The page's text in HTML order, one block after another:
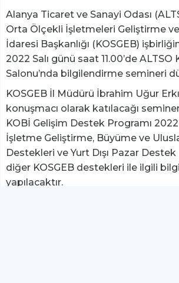
Alanya Ticaret ve Sanayi Odası
Orta Ölçekli İşletmeleri Geliştirme
İdaresi Başkanlığı (KOSGEB)
2022 Salı günü saat 11.00’de ALTSO
Salonu’nda bilgilendirme semineri
KOSGEB İl Müdürü İbrahim Uğur
konuşmacı olarak katılacağı
KOBİ Gelişim Destek Programı 2022
İşletme Geliştirme, Büyüme ve
Destekleri ve Yurt Dışı Pazar
diğer KOSGEB destekleri ile ilgili
yapılacaktır.